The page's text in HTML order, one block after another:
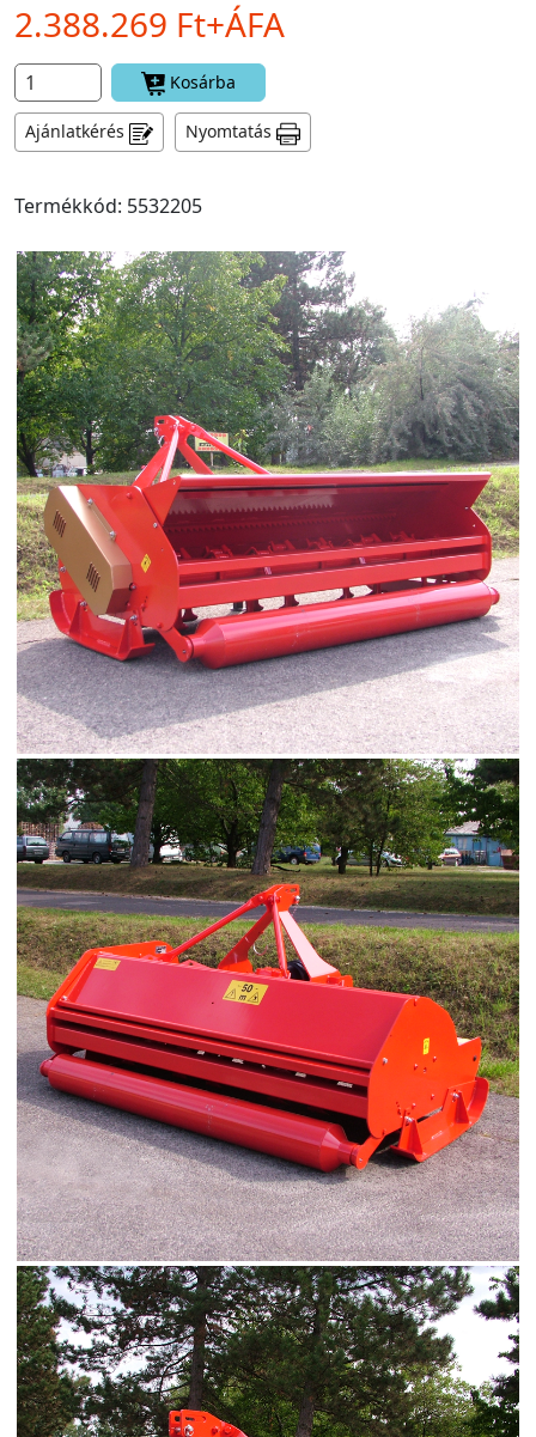
2.388.269 Ft+ÁFA
Kosárba
Ajánlatkérés Nyomtatás
Termékkód: 5532205